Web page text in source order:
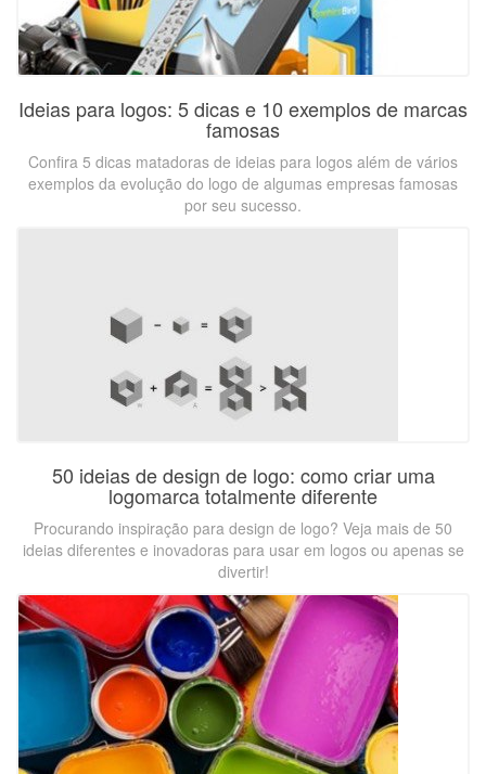
Ideias para logos: 5 dicas e 10 exemplos de marcas
famosas
Confira 5 dicas matadoras de ideias para logos além de vários
exemplos da evolução do logo de algumas empresas famosas
por seu sucesso.
50 ideias de design de logo: como criar uma
logomarca totalmente diferente
Procurando inspiração para design de logo? Veja mais de 50
ideias diferentes e inovadoras para usar em logos ou apenas se
divertir!